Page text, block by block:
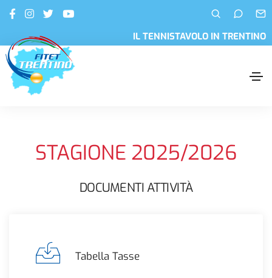
IL TENNISTAVOLO IN TRENTINO
STAGIONE 2025/2026
DOCUMENTI ATTIVITÀ
Tabella Tasse